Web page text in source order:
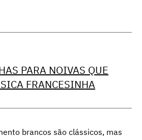
PARA NOIVAS QUE
FRANCESINHA
brancos são clássicos, mas